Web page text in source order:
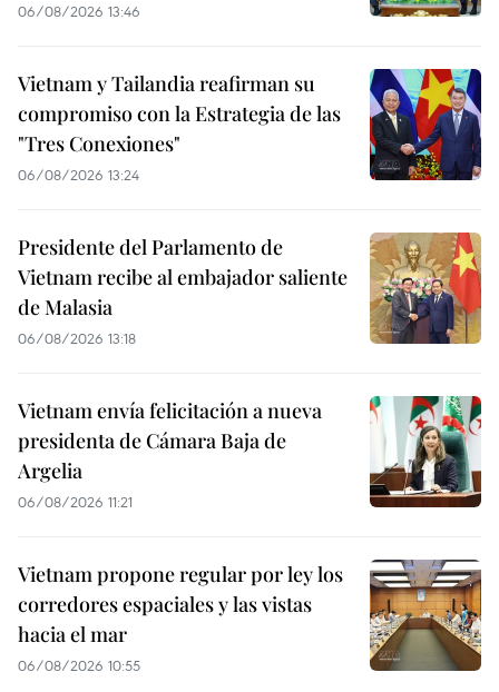
06/08/2026 13:46
Vietnam y Tailandia reafirman su
compromiso con la Estrategia de las
"Tres Conexiones"
06/08/2026 13:24
Presidente del Parlamento de
Vietnam recibe al embajador saliente
de Malasia
06/08/2026 13:18
Vietnam envía felicitación a nueva
presidenta de Cámara Baja de
Argelia
06/08/2026 11:21
Vietnam propone regular por ley los
corredores espaciales y las vistas
hacia el mar
06/08/2026 10:55